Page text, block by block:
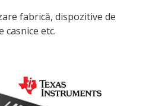
fabrică, dispozitive de
casnice etc.